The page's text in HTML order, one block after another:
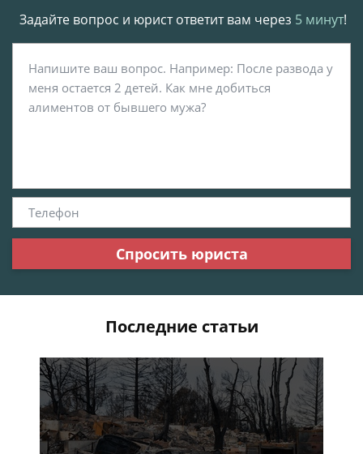
Задайте вопрос и юрист ответит вам через 5 минут!
Спросить юриста
Последние статьи